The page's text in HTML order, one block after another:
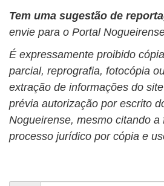
Tem uma sugestão de
envie para o Portal
É expressamente proibido
parcial, reprografia, fotocópia
extração de informações do
prévia autorização por escrito
Nogueirense, mesmo citando
processo jurídico por cópia e